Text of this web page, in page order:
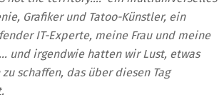
Grafiker und Tatoo-Künstler, ein
IT-Experte, meine Frau und meine
und irgendwie hatten wir Lust, etwas
zu schaffen, das über diesen Tag